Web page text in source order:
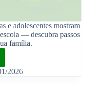
e adolescentes mostram
— descubra passos
família.
2026